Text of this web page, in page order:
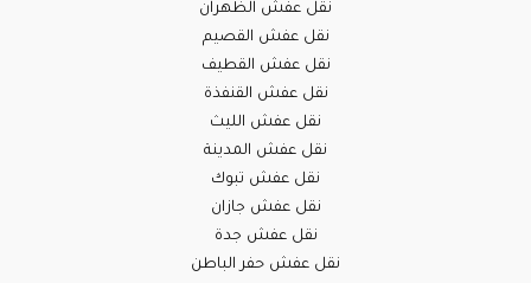
نقل عفش الظهران
نقل عفش القصيم
نقل عفش القطيف
نقل عفش القنفذة
نقل عفش الليث
نقل عفش المدينة
نقل عفش تبوك
نقل عفش جازان
نقل عفش جدة
نقل عفش حفر الباطن